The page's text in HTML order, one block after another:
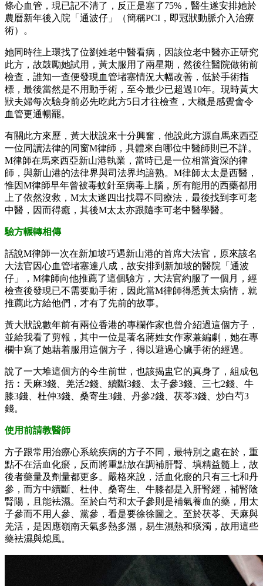
條心血管，現已記不清了，反正是塞了75%，醫生遂安排她於
農曆新年後入院「通波仔」（簡稱PCI，即冠狀動脈介入治療
術）。
她同時往上環找了位劉姓老中醫看病，因該位老中醫亦正研究
此方，故鼓勵她試用，黃太服用了兩星期，然後往醫院做術前
檢查，誰知一查便發現血管堵塞情況大幅改善，低於手術指
標，最後當然是不用動手術，至今最少已超過10年。現時黃大
狀夫婦每次驗身前必先吃此方5日才往檢查，大概是感覺會令
血管更通暢罷。
有關此方來歷，黃大狀說來十分興奮，他說此方源自馬來西亞
一位同讀法律的同窗M律師，具體來自哪位中醫師則已不詳。
M律師在馬來西亞新山港執業，當時已是一位相當資深的律
師，與新山港的法律界與司法界均諳熟。M律師太太是西醫，
惟因M律師早年曾被毒蚊針至病毒上腦，所有能用的西藥都用
上了依然沒救，M太太遂四出找尋不同療法，最後找到李可老
中醫，因而得癒，其後M太太亦跟隨李可老中醫學醫。
驗方輾轉相傳
話說M律師一次在新加坡巧遇新山港的首席大法官，原來該名
大法官因心血管堵塞達八成，故安排到新加坡的醫院「通波
仔」，M律師向他推薦了這個驗方，大法官約服了一個月，經
檢查後發現已不需要動手術，因此當M律師得悉黃太病情，就
推薦此方給他們，才有了先前的故事。
黃大狀說數年前有兩位香港的專欄作家也曾介紹過這個方子，
並給我看了剪報，其中一位是著名蔣姓女作家兼編劇，她在專
欄中寫了她藉着服用這個方子，得以避過心臟手術的經過。
說了一大堆這個方的今生前世，也該揭盅它的真身了，組成包
括︰天麻3錢、羌活2錢、續斷3錢、太子參3錢、三七2錢、牛
膝3錢、杜仲3錢、桑寄生3錢、丹參2錢、茯苓3錢、炒白芍3
錢。
使用前請教醫師
方子跟常用治療心系統疾病的方子不同，最特別之處在於，重
點不在活血化瘀，反而將重點放在調補肝腎、填精益髓上，故
後者藥量及劑量都更多。嚴格來說，活血化瘀的只有三七和丹
參，而方中續斷、杜仲、桑寄生、牛膝都是入肝腎經，補腎陰
腎陽，且能袪濕。至於白芍和太子參則是補氣養血的藥，用太
子參而不用人參、黨參，看是要徐徐圖之。至於茯苓、天麻與
羌活，是因應嶺南天氣多熱多濕，易生濕熱和痰濁，故用這些
藥袪濕與熄風。